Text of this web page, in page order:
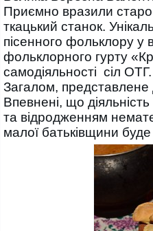
Приємно вразили
ткацький станок.
пісенного фольклору у
фольклорного гурту
самодіяльності сіл ОТГ.
Загалом,
Впевнені, що
та відродженням
малої батьківщини